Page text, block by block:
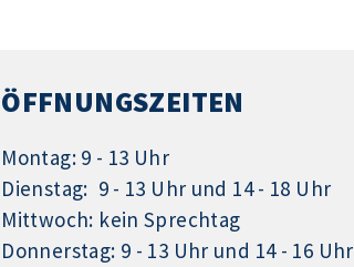
ÖFFNUNGSZEITEN
Montag: 9 - 13 Uhr
Dienstag: 9 - 13 Uhr und 14 - 18 Uhr
Mittwoch: kein Sprechtag
Donnerstag: 9 - 13 Uhr und 14 - 16 Uhr